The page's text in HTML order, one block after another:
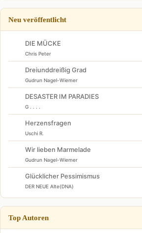
Neu veröffentlicht
DIE MÜCKE
Chris Peter
Dreiunddreißig Grad
Gudrun Nagel-Wiemer
DESASTER IM PARADIES
G . . . .
Herzensfragen
Uschi R.
Wir lieben Marmelade
Gudrun Nagel-Wiemer
Glücklicher Pessimismus
DER NEUE Alte(DNA)
Top Autoren